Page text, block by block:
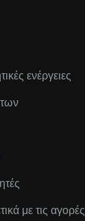
ενέργειες
με τις αγορές